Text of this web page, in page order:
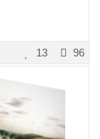
96
13